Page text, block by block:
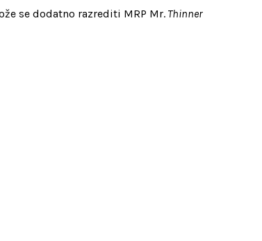
se dodatno razrediti MRP Mr. Thinner